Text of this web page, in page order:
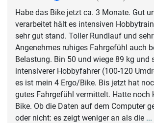
Habe das Bike jetzt ca. 3 Monate. Gut
verarbeitet hält es intensiven
sehr gut stand. Toller Rundlauf und
Angenehmes ruhiges Fahrgefühl auch
Belastung. Bin 50 und wiege 89 kg und
intensiverer Hobbyfahrer (100-120
es ist mein 4 Ergo/Bike. Bis jetzt hat
gutes Fahrgefühl vermittelt. Hatte noch
Bike. Ob die Daten auf dem Computer
oder nicht: es zeigt weniger an als die